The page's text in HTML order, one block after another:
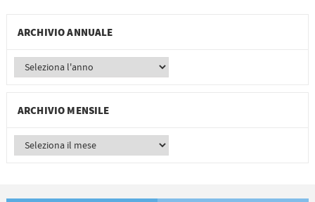
ARCHIVIO ANNUALE
ARCHIVIO MENSILE